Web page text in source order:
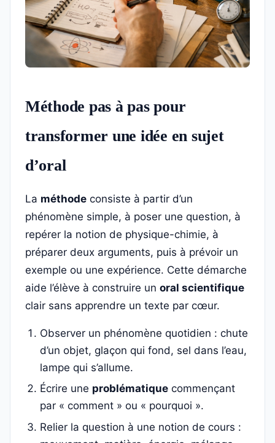
Méthode pas à pas pour
transformer une idée en sujet
d’oral
La méthode consiste à partir d’un
phénomène simple, à poser une question, à
repérer la notion de physique-chimie, à
préparer deux arguments, puis à prévoir un
exemple ou une expérience. Cette démarche
aide l’élève à construire un oral scientifique
clair sans apprendre un texte par cœur.
Observer un phénomène quotidien : chute
d’un objet, glaçon qui fond, sel dans l’eau,
lampe qui s’allume.
Écrire une problématique commençant
par « comment » ou « pourquoi ».
Relier la question à une notion de cours :